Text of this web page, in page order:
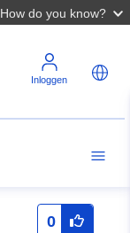
How do you know?
Inloggen
0